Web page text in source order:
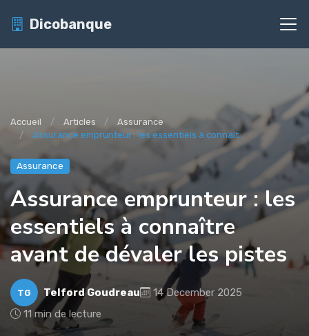
Dicobanque
Accueil Articles
Assurance
Assurance emprunteur : les essentiels à connaît...
Assurance
Assurance emprunteur : les
essentiels à connaître
avant de dévaler les pistes
TG Telford Goudreau
14 December 2025
11 min de lecture